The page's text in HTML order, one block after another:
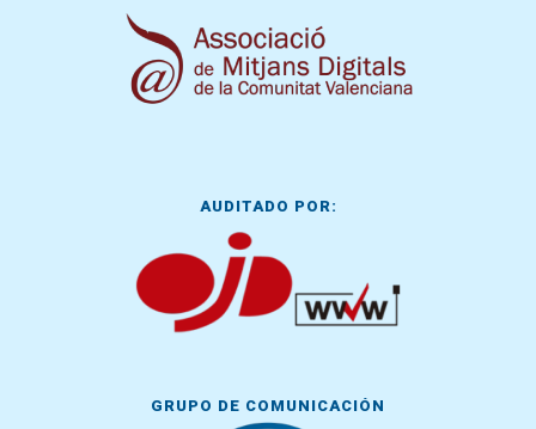
AUDITADO POR:
GRUPO DE COMUNICACIÓN